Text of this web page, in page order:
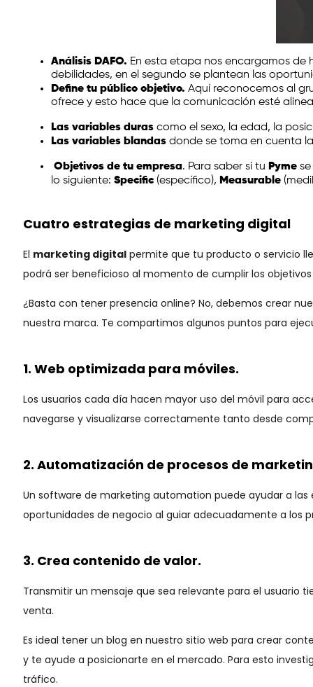
Análisis DAFO. En esta etapa nos encargamos de
debilidades, en el segundo se plantean las
Define tu público objetivo. Aquí reconocemos al
ofrece y esto hace que la comunicación esté
Las variables duras como el sexo, la edad, la
Las variables blandas donde se toma en cuenta
Objetivos de tu empresa. Para saber si tu Pyme
lo siguiente: Specific (específico), Measurable
Cuatro estrategias de marketing digital
El marketing digital permite que tu producto o servicio
podrá ser beneficioso al momento de cumplir los
¿Basta con tener presencia online? No, debemos crear
nuestra marca. Te compartimos algunos puntos para
1. Web optimizada para móviles.
Los usuarios cada día hacen mayor uso del móvil para
navegarse y visualizarse correctamente tanto desde
2. Automatización de procesos de
Un software de marketing automation puede ayudar a
oportunidades de negocio al guiar adecuadamente a los
3. Crea contenido de valor.
Transmitir un mensaje que sea relevante para el usuario
venta.
Es ideal tener un blog en nuestro sitio web para crear
y te ayude a posicionarte en el mercado. Para esto
tráfico.